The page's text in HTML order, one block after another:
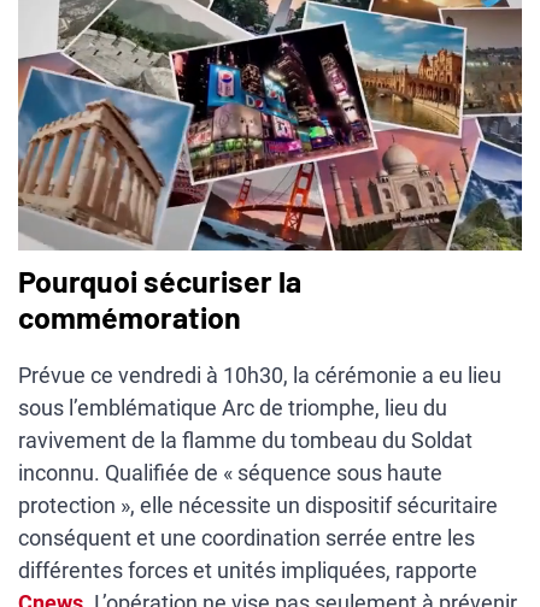
Pourquoi sécuriser la
commémoration
Prévue ce vendredi à 10h30, la cérémonie a eu lieu
sous l’emblématique Arc de triomphe, lieu du
ravivement de la flamme du tombeau du Soldat
inconnu. Qualifiée de « séquence sous haute
protection », elle nécessite un dispositif sécuritaire
conséquent et une coordination serrée entre les
différentes forces et unités impliquées, rapporte